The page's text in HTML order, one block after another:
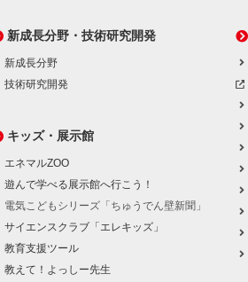
新成長分野・技術研究開発
新成長分野
技術研究開発
キッズ・展示館
エネマルZOO
遊んで学べる展示館へ行こう！
電気こどもシリーズ「ちゅうでん壁新聞」
サイエンスクラブ「エレキッズ」
教育支援ツール
教えて！よっしー先生